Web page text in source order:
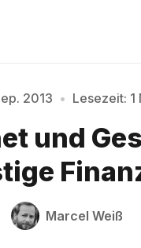
2013 • Lesezeit: 1
und
Marcel Weiß